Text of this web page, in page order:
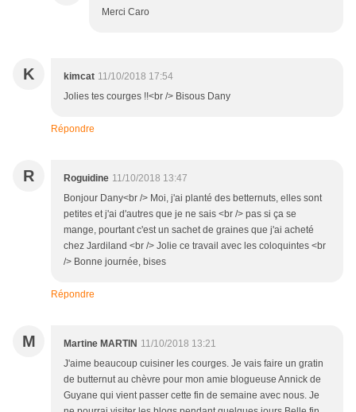
Merci Caro
K kimcat 11/10/2018 17:54
Jolies tes courges !!<br /> Bisous Dany
Répondre
R Roguidine 11/10/2018 13:47
Bonjour Dany<br /> Moi, j'ai planté des betternuts, elles sont
petites et j'ai d'autres que je ne sais <br /> pas si ça se
mange, pourtant c'est un sachet de graines que j'ai acheté
chez Jardiland <br /> Jolie ce travail avec les coloquintes <br
/> Bonne journée, bises
Répondre
M Martine MARTIN 11/10/2018 13:21
J'aime beaucoup cuisiner les courges. Je vais faire un gratin
de butternut au chèvre pour mon amie blogueuse Annick de
Guyane qui vient passer cette fin de semaine avec nous. Je